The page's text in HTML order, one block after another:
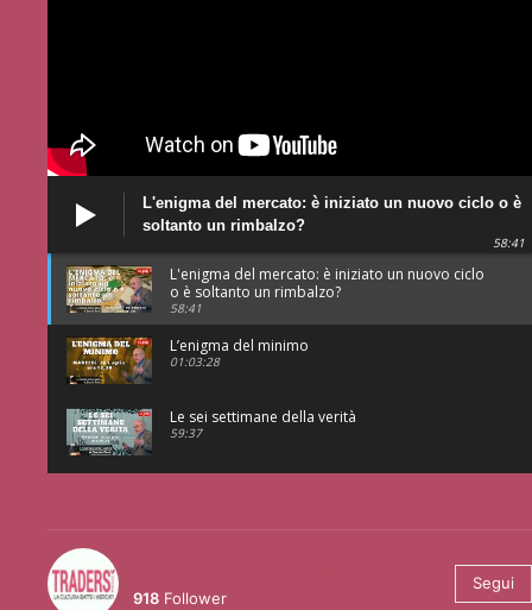
L'enigma del mercato: è iniziato un nuovo ciclo o è
soltanto un rimbalzo?
58:41
L'enigma del mercato: è iniziato un nuovo ciclo
o è soltanto un rimbalzo?
58:41
L’enigma del minimo
01:03:28
Le sei settimane della verità
59:37
918 Follower
Segui